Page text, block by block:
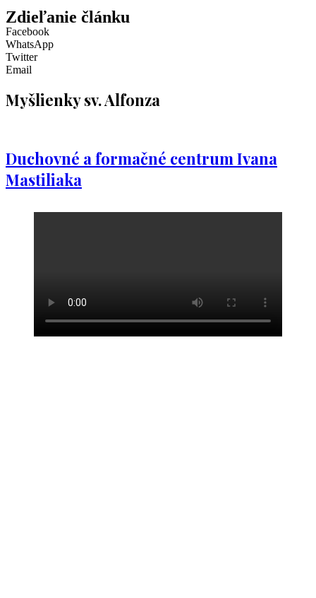
Zdieľanie článku
Facebook
WhatsApp
Twitter
Email
Myšlienky sv. Alfonza
Duchovné a formačné centrum Ivana
Mastiliaka